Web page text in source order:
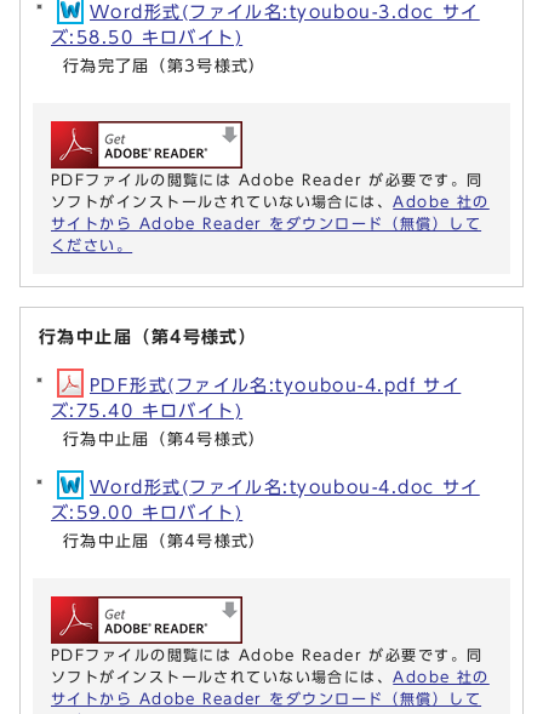
Word形式(ファイル名:tyoubou-3.doc サイ
ズ:58.50 キロバイト)
行為完了届（第3号様式）
PDFファイルの閲覧には Adobe Reader が必要です。同
ソフトがインストールされていない場合には、 Adobe 社の
サイトから Adobe Reader をダウンロード（無償）して
ください。
行為中止届（第4号様式）
PDF形式(ファイル名:tyoubou-4.pdf サイ
ズ:75.40 キロバイト)
行為中止届（第4号様式）
Word形式(ファイル名:tyoubou-4.doc サイ
ズ:59.00 キロバイト)
行為中止届（第4号様式）
PDFファイルの閲覧には Adobe Reader が必要です。同
ソフトがインストールされていない場合には、 Adobe 社の
サイトから Adobe Reader をダウンロード（無償）して